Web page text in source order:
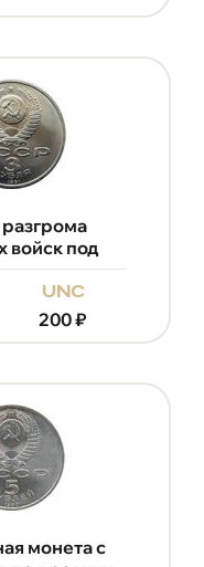
разгрома
войск под
unc
200₽
монета с